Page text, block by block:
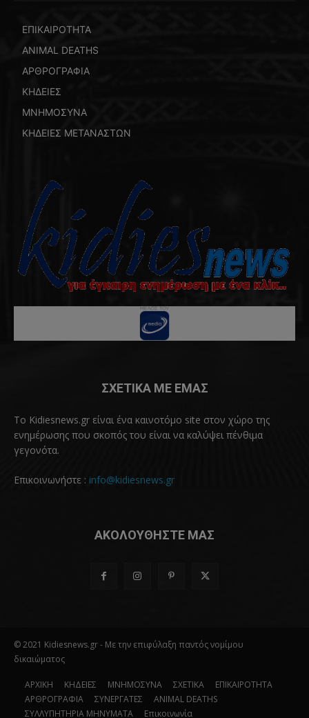
ΕΠΙΚΑΙΡΟΤΗΤΑ
ANIMAL DEATHS
ΑΡΘΡΟΓΡΑΦΙΑ
ΚΗΔΕΙΕΣ
ΜΝΗΜΟΣΥΝΑ
ΚΗΔΕΙΕΣ ΜΕΤΑΝΑΣΤΩΝ
ΣΧΕΤΙΚΑ ΜΕ ΕΜΑΣ
Το Kidiesnews.gr είναι ένα καινοτόμο site στον χώρο της
ενημέρωσης που σκοπός του είναι να καλύψει πένθιμα
γεγονότα.
Επικοινωνήστε : info@kidiesnews.gr
ΑΚΟΛΟΥΘΗΣΤΕ ΜΑΣ
© 2021 Kidiesnews.gr - Με την επιφύλαξη παντός νομίμου
δικαιώματος
ΑΡΧΙΚΗ ΚΗΔΕΙΕΣ ΜΝΗΜΟΣΥΝΑ ΣΧΕΤΙΚΑ
ΕΠΙΚΑΙΡΟΤΗΤΑ
ΑΡΘΡΟΓΡΑΦΙΑ
ΣΥΝΕΡΓΑΤΕΣ
ANIMAL DEATHS
ΣΥΛΛΥΠΗΤΗΡΙΑ ΜΗΝΥΜΑΤΑ
Επικοινωνία